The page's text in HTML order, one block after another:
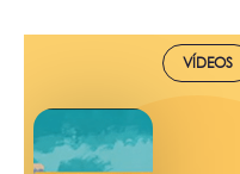
VÍDEOS